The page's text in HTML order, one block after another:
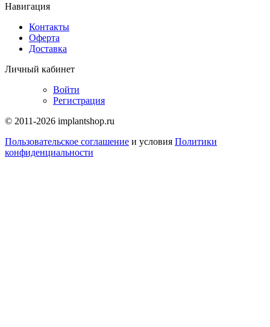
Навигация
Контакты
Оферта
Доставка
Личный кабинет
Войти
Регистрация
© 2011-2026 implantshop.ru
Пользовательское соглашение и условия Политики
конфиденциальности